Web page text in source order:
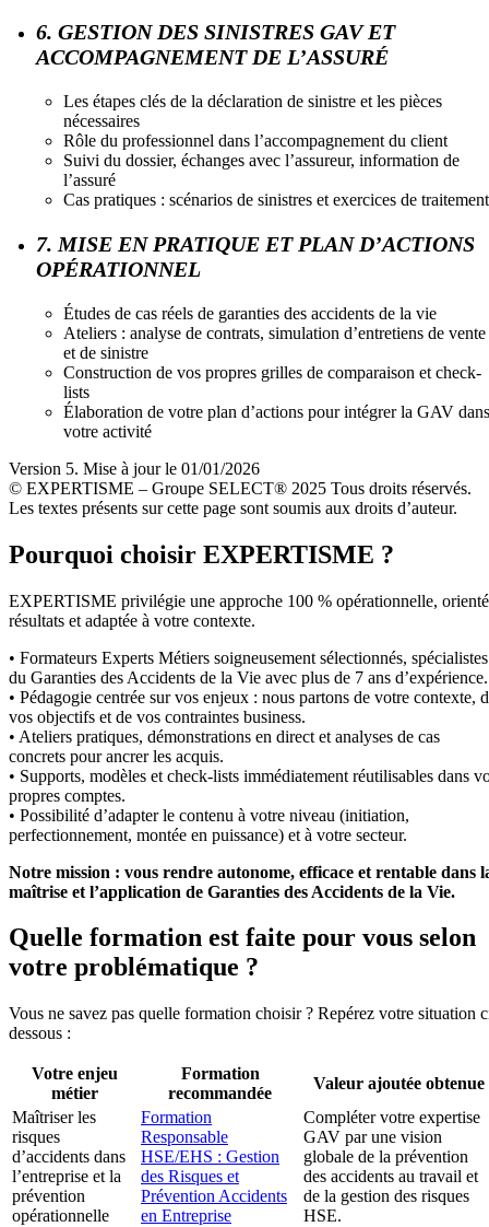
6. GESTION DES SINISTRES GAV ET
ACCOMPAGNEMENT DE L’ASSURÉ
Les étapes clés de la déclaration de sinistre et les pièces
nécessaires
Rôle du professionnel dans l’accompagnement du client
Suivi du dossier, échanges avec l’assureur, information de
l’assuré
Cas pratiques : scénarios de sinistres et exercices de traitement
7. MISE EN PRATIQUE ET PLAN D’ACTIONS
OPÉRATIONNEL
Études de cas réels de garanties des accidents de la vie
Ateliers : analyse de contrats, simulation d’entretiens de vente
et de sinistre
Construction de vos propres grilles de comparaison et check-
lists
Élaboration de votre plan d’actions pour intégrer la GAV dans
votre activité
Version 5. Mise à jour le 01/01/2026
© EXPERTISME – Groupe SELECT® 2025 Tous droits réservés.
Les textes présents sur cette page sont soumis aux droits d’auteur.
Pourquoi choisir EXPERTISME ?
EXPERTISME privilégie une approche 100 % opérationnelle,
résultats et adaptée à votre contexte.
• Formateurs Experts Métiers soigneusement sélectionnés, spécialistes
du Garanties des Accidents de la Vie avec plus de 7 ans d’expérience.
• Pédagogie centrée sur vos enjeux : nous partons de votre contexte,
vos objectifs et de vos contraintes business.
• Ateliers pratiques, démonstrations en direct et analyses de cas
concrets pour ancrer les acquis.
• Supports, modèles et check-lists immédiatement réutilisables dans
propres comptes.
• Possibilité d’adapter le contenu à votre niveau (initiation,
perfectionnement, montée en puissance) et à votre secteur.
Notre mission : vous rendre autonome, efficace et rentable dans
maîtrise et l’application de Garanties des Accidents de la Vie.
Quelle formation est faite pour vous selon
votre problématique ?
Vous ne savez pas quelle formation choisir ? Repérez votre situation
dessous :
Votre enjeu
métier
Formation
recommandée
Valeur ajoutée obtenue
Maîtriser les
risques
d’accidents dans
l’entreprise et la
prévention
opérationnelle
Formation
Responsable
HSE/EHS : Gestion
des Risques et
Prévention Accidents
en Entreprise
Compléter votre expertise
GAV par une vision
globale de la prévention
des accidents au travail et
de la gestion des risques
HSE.